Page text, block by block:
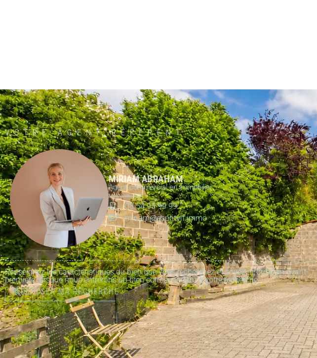
VOTRE AGENT RÉFÉRENT
MIRIAM ABRAHAM
Agent commercial en immobilier
03 54 95 99 99
miriam@espritvif.immo
Renseignez les caractéristiques du bien que vous recherchez et soyez informé en avant-
première lorsque nous entrerons un bien correspondant à votre recherche :
DÉPOSER MA RECHERCHE